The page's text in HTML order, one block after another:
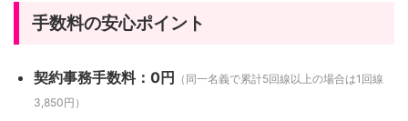
手数料の安心ポイント
契約事務手数料：0円
（同一名義で累計5回線以上の場合は1回線
3,850円）